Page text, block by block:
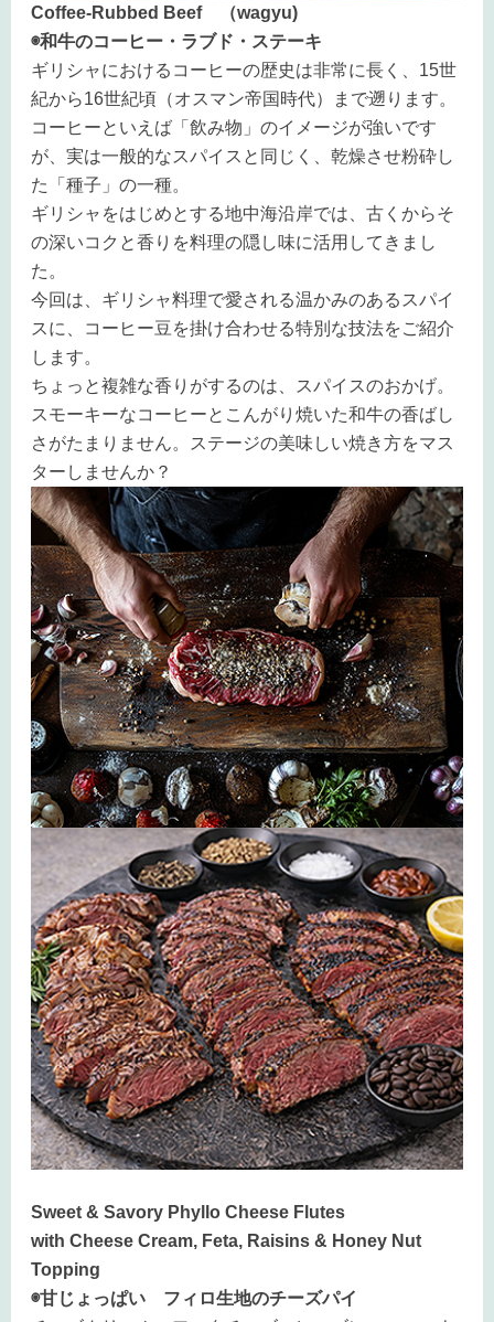
Coffee-Rubbed Beef （wagyu)
◉和牛のコーヒー・ラブド・ステーキ
ギリシャにおけるコーヒーの歴史は非常に長く、15世
紀から16世紀頃（オスマン帝国時代）まで遡ります。
コーヒーといえば「飲み物」のイメージが強いです
が、実は一般的なスパイスと同じく、乾燥させ粉砕し
た「種子」の一種。
ギリシャをはじめとする地中海沿岸では、古くからそ
の深いコクと香りを料理の隠し味に活用してきまし
た。
今回は、ギリシャ料理で愛される温かみのあるスパイ
スに、コーヒー豆を掛け合わせる特別な技法をご紹介
します。
ちょっと複雑な香りがするのは、スパイスのおかげ。
スモーキーなコーヒーとこんがり焼いた和牛の香ばし
さがたまりません。ステージの美味しい焼き方をマス
ターしませんか？
Sweet & Savory Phyllo Cheese Flutes
with Cheese Cream, Feta, Raisins & Honey Nut
Topping
◉甘じょっぱい フィロ生地のチーズパイ